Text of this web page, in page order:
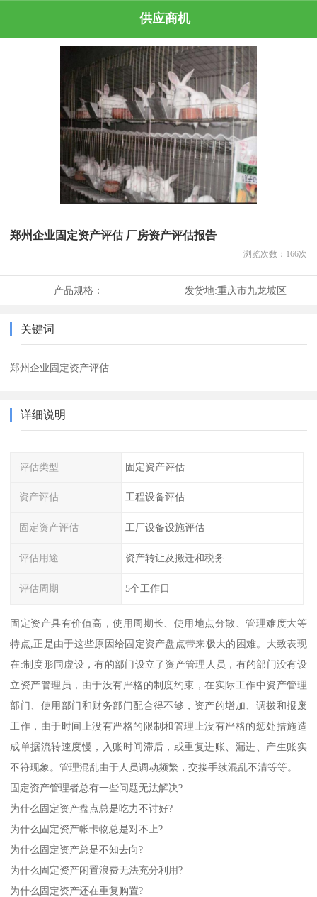
供应商机
郑州企业固定资产评估 厂房资产评估报告
浏览次数： 166次
产品规格： 发货地:重庆市九龙坡区
关键词
郑州企业固定资产评估
详细说明
评估类型 固定资产评估
资产评估 工程设备评估
固定资产评估 工厂设备设施评估
评估用途 资产转让及搬迁和税务
评估周期 5个工作日
固定资产具有价值高，使用周期长、使用地点分散、管理难度大等
特点,正是由于这些原因给固定资产盘点带来极大的困难。大致表现
在:制度形同虚设，有的部门设立了资产管理人员，有的部门没有设
立资产管理员，由于没有严格的制度约束，在实际工作中资产管理
部门、使用部门和财务部门配合得不够，资产的增加、调拨和报废
工作，由于时间上没有严格的限制和管理上没有严格的惩处措施造
成单据流转速度慢，入账时间滞后，或重复进账、漏进、产生账实
不符现象。管理混乱由于人员调动频繁，交接手续混乱不清等等。
固定资产管理者总有一些问题无法解决?
为什么固定资产盘点总是吃力不讨好?
为什么固定资产帐卡物总是对不上?
为什么固定资产总是不知去向?
为什么固定资产闲置浪费无法充分利用?
为什么固定资产还在重复购置?